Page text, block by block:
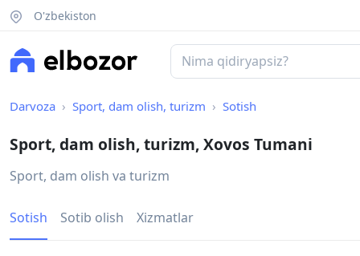
O'zbekiston
Darvoza Sport, dam olish, turizm Sotish
Sport, dam olish, turizm, Xovos Tumani
Sport, dam olish va turizm
Sotish Sotib olish Xizmatlar